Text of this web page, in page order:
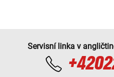
Servisní linka v